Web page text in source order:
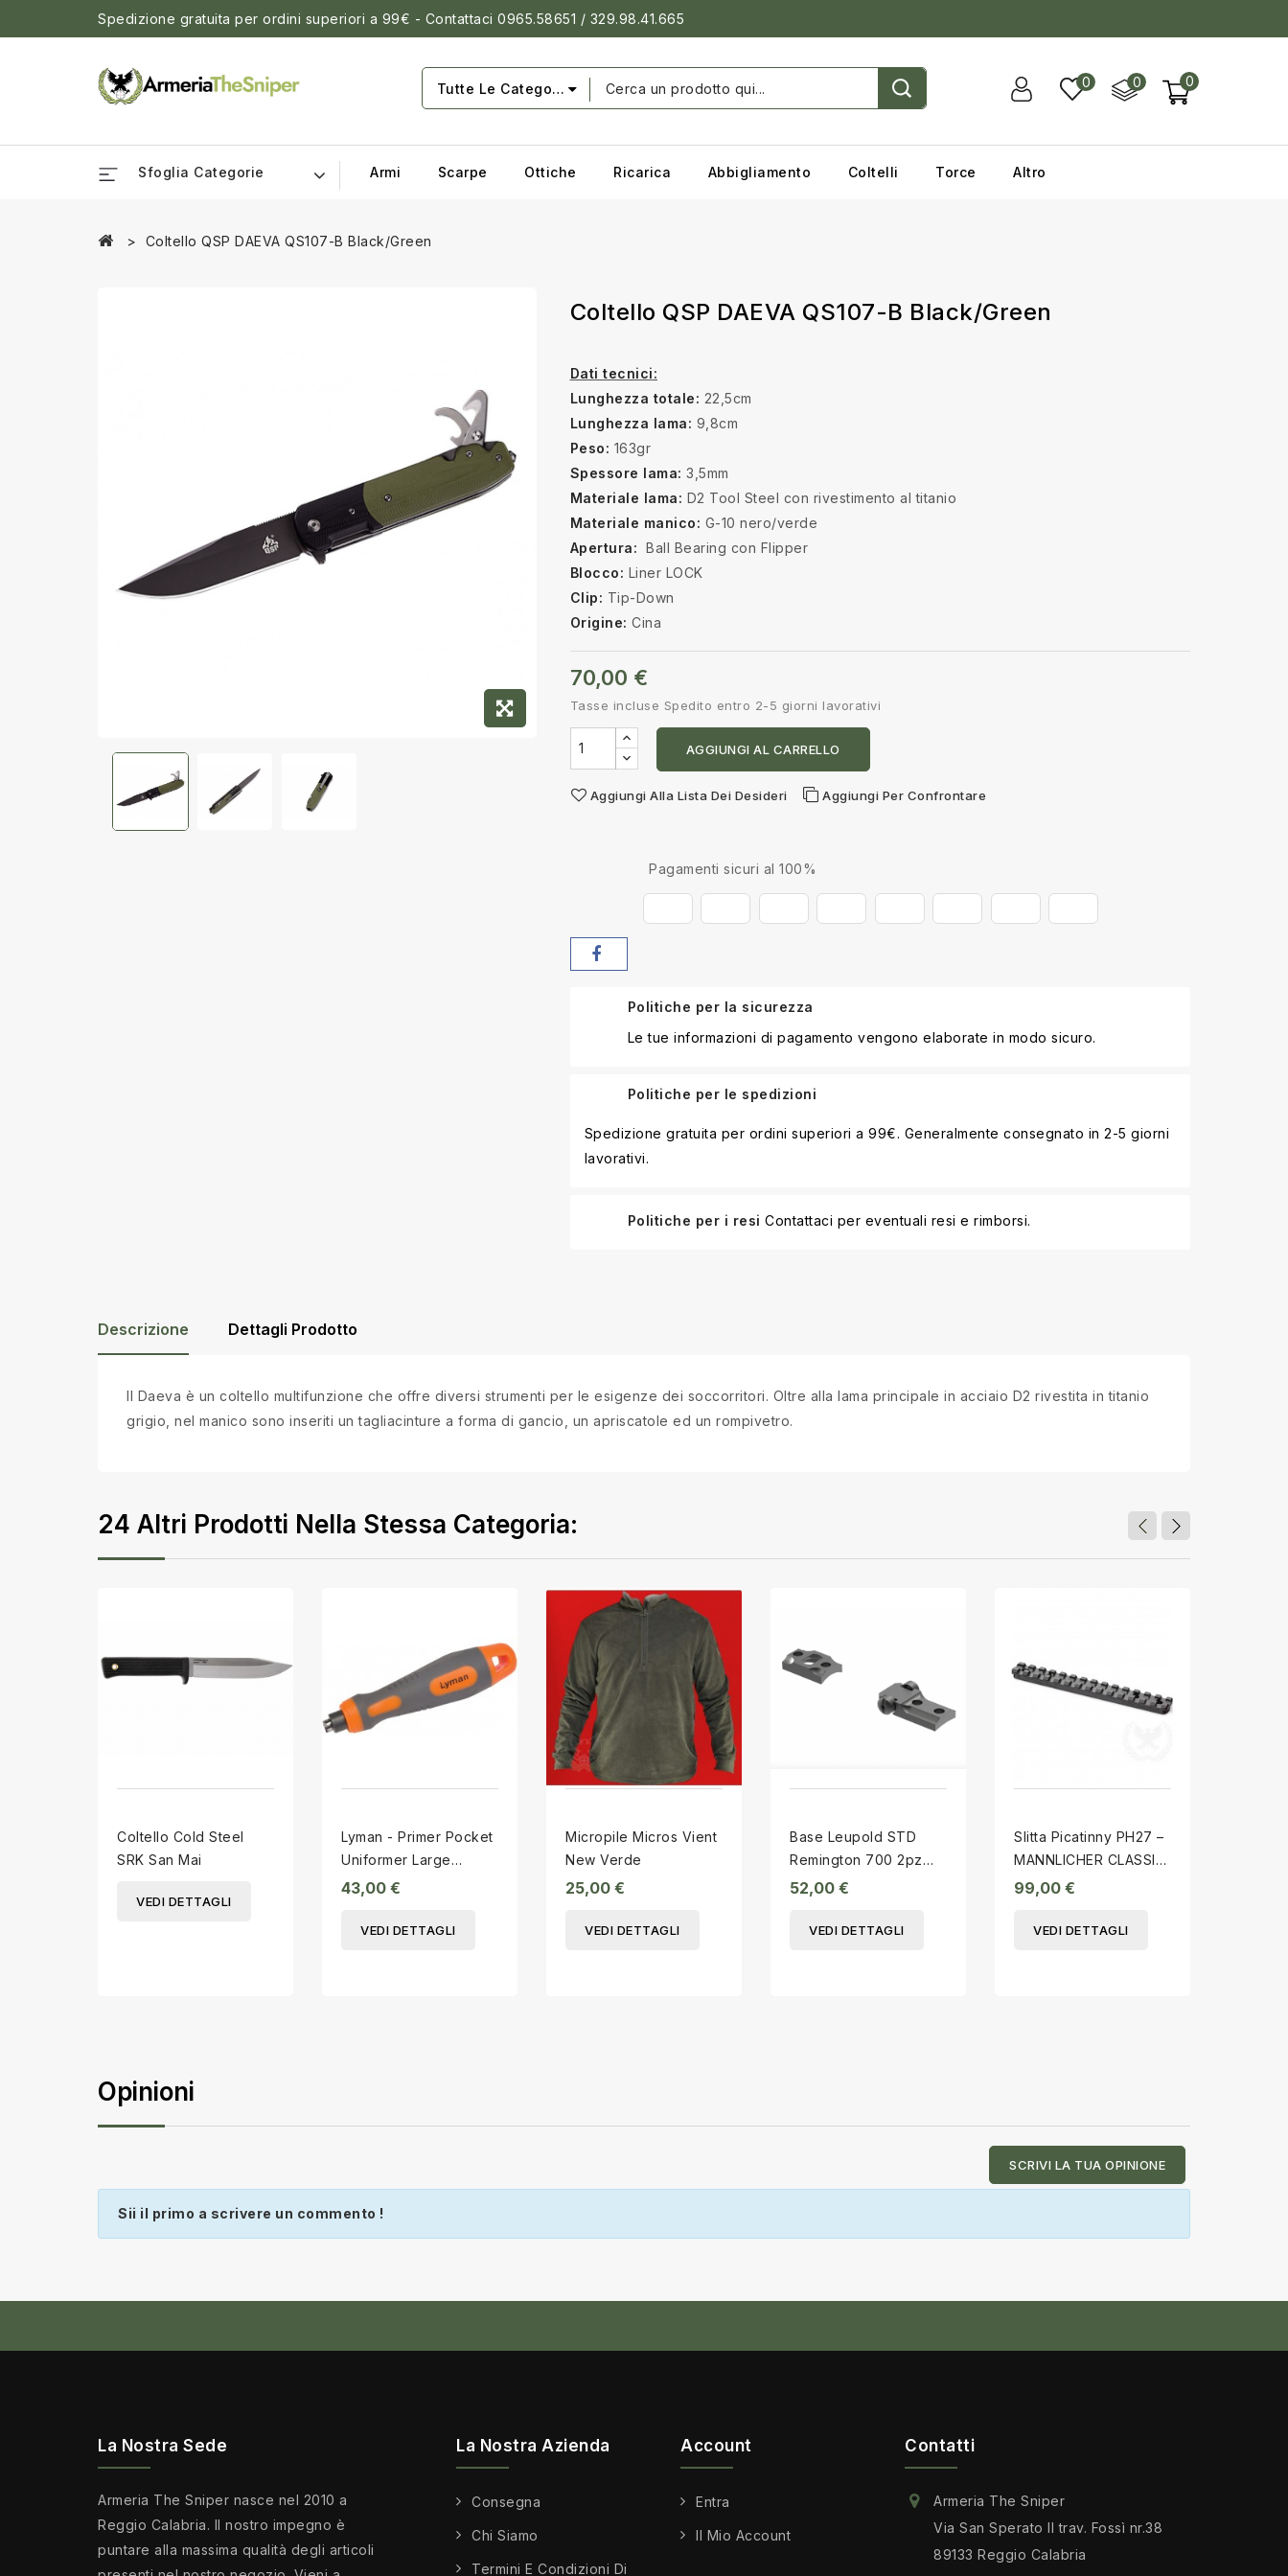
Spedizione gratuita per ordini superiori a 99€ - Contattaci 0965.58651 / 329.98.41.665
0
0
0
Tutte Le Categorie
Sfoglia Categorie Armi Scarpe Ottiche Ricarica Abbigliamento Coltelli Torce Altro
Coltello QSP DAEVA QS107-B Black/Green
Coltello QSP DAEVA QS107-B Black/Green
Dati tecnici:
Lunghezza totale: 22,5cm
Lunghezza lama: 9,8cm
Peso: 163gr
Spessore lama: 3,5mm
Materiale lama: D2 Tool Steel con rivestimento al titanio
Materiale manico: G-10 nero/verde
Apertura: Ball Bearing con Flipper
Blocco: Liner LOCK
Clip: Tip-Down
Origine: Cina
70,00 €
Tasse incluse Spedito entro 2-5 giorni lavorativi
AGGIUNGI AL CARRELLO
Aggiungi Alla Lista Dei Desideri Aggiungi Per Confrontare
Pagamenti sicuri al 100%
Politiche per la sicurezza
Le tue informazioni di pagamento vengono elaborate in modo sicuro.
Politiche per le spedizioni
Spedizione gratuita per ordini superiori a 99€. Generalmente consegnato in 2-5 giorni
lavorativi.
Politiche per i resi Contattaci per eventuali resi e rimborsi.
Descrizione Dettagli Prodotto
Il Daeva è un coltello multifunzione che offre diversi strumenti per le esigenze dei soccorritori. Oltre alla lama principale in acciaio D2 rivestita in titanio
grigio, nel manico sono inseriti un tagliacinture a forma di gancio, un apriscatole ed un rompivetro.
24 Altri Prodotti Nella Stessa Categoria:
Coltello Cold Steel
SRK San Mai
VEDI DETTAGLI
Lyman - Primer Pocket
Uniformer Large
C05549
43,00 €
VEDI DETTAGLI
Micropile Micros Vient
New Verde
25,00 €
VEDI DETTAGLI
Base Leupold STD
Remington 700 2pz
Matte 50016
52,00 €
VEDI DETTAGLI
Slitta Picatinny PH27 –
MANNLICHER CLASSIC
LONG
99,00 €
VEDI DETTAGLI
Opinioni
SCRIVI LA TUA OPINIONE
Sii il primo a scrivere un commento !
La Nostra Sede
Armeria The Sniper nasce nel 2010 a
Reggio Calabria. Il nostro impegno è
puntare alla massima qualità degli articoli
La Nostra Azienda
Consegna
Chi Siamo
Termini E Condizioni Di
Account
Entra
Il Mio Account
Contatti
Armeria The Sniper
Via San Sperato II trav. Fossì nr.38
89133 Reggio Calabria